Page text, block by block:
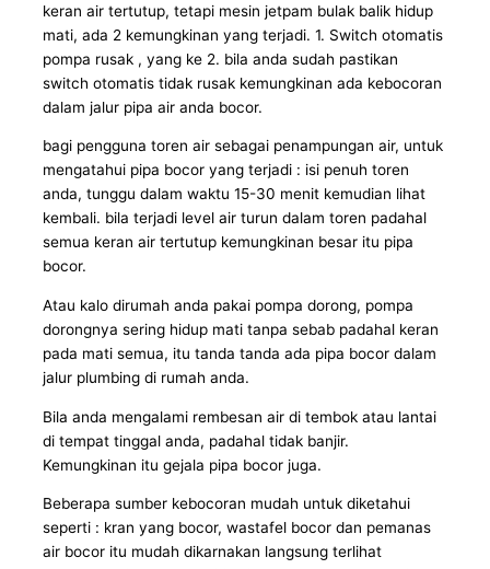
keran air tertutup, tetapi mesin jetpam bulak balik hidup
mati, ada 2 kemungkinan yang terjadi. 1. Switch otomatis
pompa rusak , yang ke 2. bila anda sudah pastikan
switch otomatis tidak rusak kemungkinan ada kebocoran
dalam jalur pipa air anda bocor.
bagi pengguna toren air sebagai penampungan air, untuk
mengatahui pipa bocor yang terjadi : isi penuh toren
anda, tunggu dalam waktu 15-30 menit kemudian lihat
kembali. bila terjadi level air turun dalam toren padahal
semua keran air tertutup kemungkinan besar itu pipa
bocor.
Atau kalo dirumah anda pakai pompa dorong, pompa
dorongnya sering hidup mati tanpa sebab padahal keran
pada mati semua, itu tanda tanda ada pipa bocor dalam
jalur plumbing di rumah anda.
Bila anda mengalami rembesan air di tembok atau lantai
di tempat tinggal anda, padahal tidak banjir.
Kemungkinan itu gejala pipa bocor juga.
Beberapa sumber kebocoran mudah untuk diketahui
seperti : kran yang bocor, wastafel bocor dan pemanas
air bocor itu mudah dikarnakan langsung terlihat